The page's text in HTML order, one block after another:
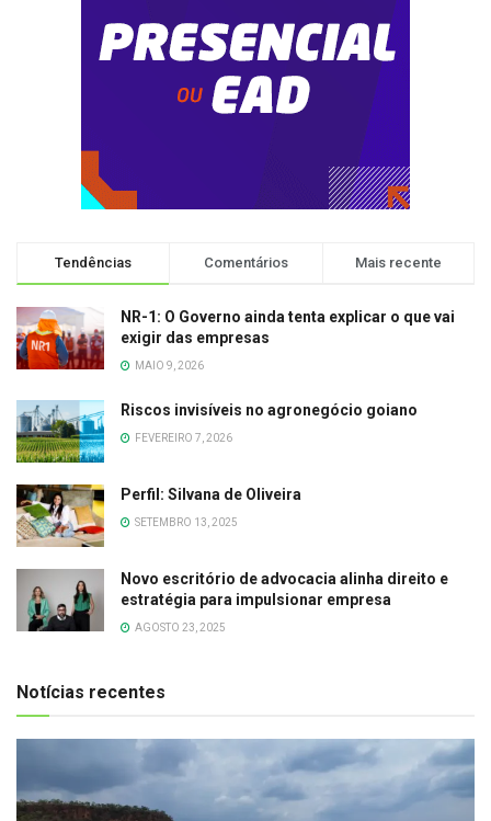
Tendências Comentários Mais recente
NR-1: O Governo ainda tenta explicar o que vai
exigir das empresas
MAIO 9, 2026
Riscos invisíveis no agronegócio goiano
FEVEREIRO 7, 2026
Perfil: Silvana de Oliveira
SETEMBRO 13, 2025
Novo escritório de advocacia alinha direito e
estratégia para impulsionar empresa
AGOSTO 23, 2025
Notícias recentes